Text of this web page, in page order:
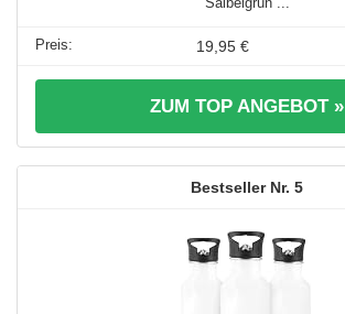
19,95 €
ZUM TOP ANGEBOT »
5